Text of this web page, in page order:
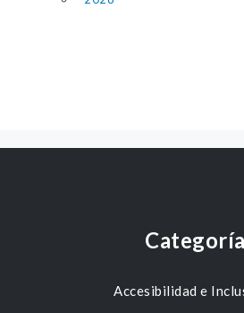
Accesibilidad e